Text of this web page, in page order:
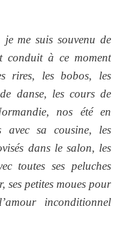
me suis souvenu de
conduit à ce moment
rires, les bobos, les
danse, les cours de
nos été en
avec sa cousine, les
dans le salon, les
toutes ses peluches
ses petites moues pour
inconditionnel